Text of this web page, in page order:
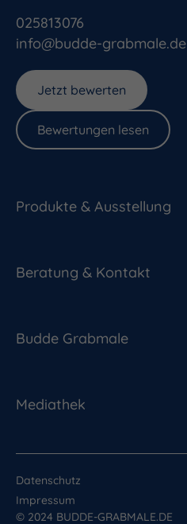
info@budde-grabmale.de
025813076
Jetzt bewerten
Bewertungen lesen
Produkte & Ausstellung
Beratung & Kontakt
Budde Grabmale
Mediathek
© 2024 BUDDE-GRABMALE.DE
Datenschutz
Impressum